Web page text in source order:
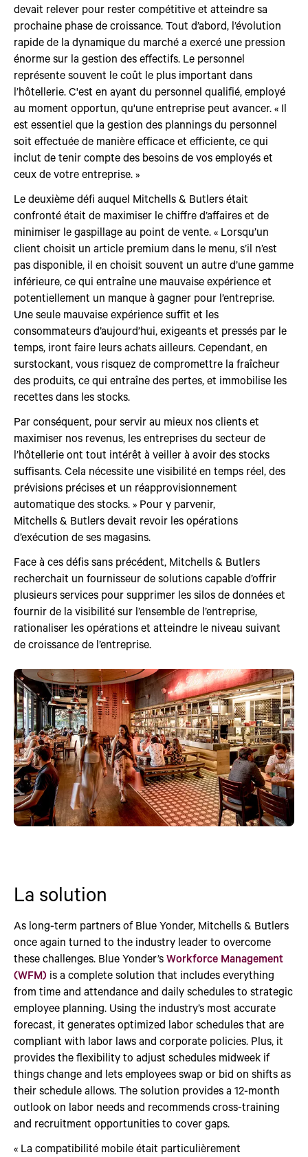
devait relever pour rester compétitive et atteindre sa
prochaine phase de croissance. Tout d’abord, l’évolution
rapide de la dynamique du marché a exercé une pression
énorme sur la gestion des effectifs. Le personnel
représente souvent le coût le plus important dans
l’hôtellerie. C'est en ayant du personnel qualifié, employé
au moment opportun, qu'une entreprise peut avancer. « Il
est essentiel que la gestion des plannings du personnel
soit effectuée de manière efficace et efficiente, ce qui
inclut de tenir compte des besoins de vos employés et
ceux de votre entreprise. »
Le deuxième défi auquel Mitchells & Butlers était
confronté était de maximiser le chiffre d’affaires et de
minimiser le gaspillage au point de vente. « Lorsqu’un
client choisit un article premium dans le menu, s’il n’est
pas disponible, il en choisit souvent un autre d’une gamme
inférieure, ce qui entraîne une mauvaise expérience et
potentiellement un manque à gagner pour l’entreprise.
Une seule mauvaise expérience suffit et les
consommateurs d’aujourd’hui, exigeants et pressés par le
temps, iront faire leurs achats ailleurs. Cependant, en
surstockant, vous risquez de compromettre la fraîcheur
des produits, ce qui entraîne des pertes, et immobilise les
recettes dans les stocks.
Par conséquent, pour servir au mieux nos clients et
maximiser nos revenus, les entreprises du secteur de
l’hôtellerie ont tout intérêt à veiller à avoir des stocks
suffisants. Cela nécessite une visibilité en temps réel, des
prévisions précises et un réapprovisionnement
automatique des stocks. » Pour y parvenir,
Mitchells & Butlers devait revoir les opérations
d’exécution de ses magasins.
Face à ces défis sans précédent, Mitchells & Butlers
recherchait un fournisseur de solutions capable d’offrir
plusieurs services pour supprimer les silos de données et
fournir de la visibilité sur l’ensemble de l’entreprise,
rationaliser les opérations et atteindre le niveau suivant
de croissance de l’entreprise.
La solution
As long-term partners of Blue Yonder, Mitchells & Butlers
once again turned to the industry leader to overcome
these challenges. Blue Yonder’sWorkforce Management
(WFM) is a complete solution that includes everything
from time and attendance and daily schedules to strategic
employee planning. Using the industry’s most accurate
forecast, it generates optimized labor schedules that are
compliant with labor laws and corporate policies. Plus, it
provides the flexibility to adjust schedules midweek if
things change and lets employees swap or bid on shifts as
their schedule allows. The solution provides a 12-month
outlook on labor needs and recommends cross-training
and recruitment opportunities to cover gaps.
« La compatibilité mobile était particulièrement